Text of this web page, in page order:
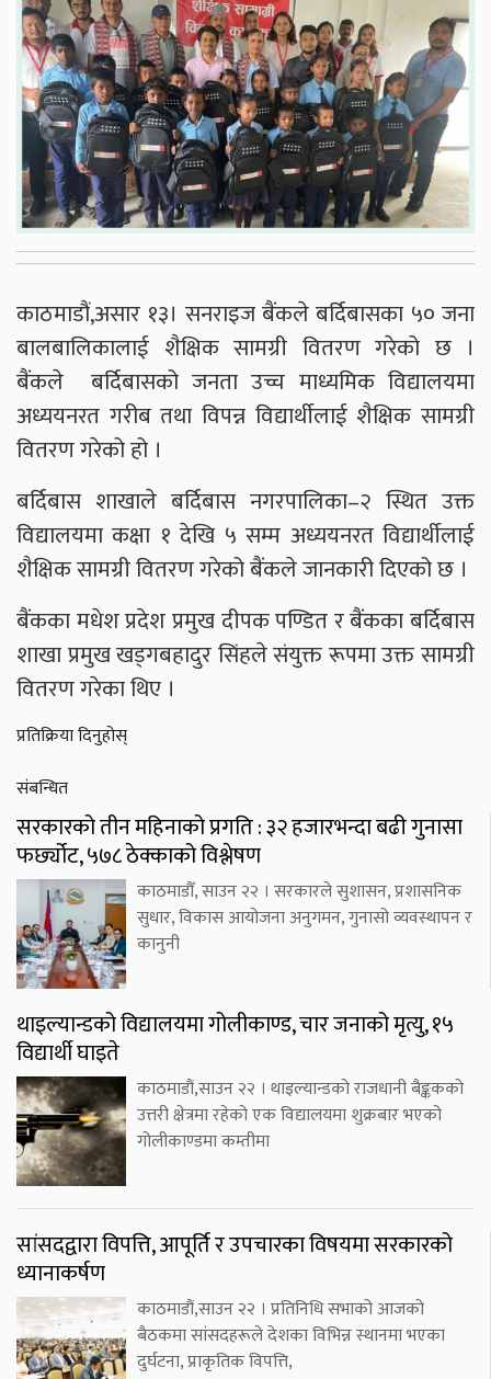
काठमाडौं,असार १३। सनराइज बैंकले बर्दिबासका ५० जना
बालबालिकालाई शैक्षिक सामग्री वितरण गरेको छ ।
बैंकले बर्दिबासको जनता उच्च माध्यमिक विद्यालयमा
अध्ययनरत गरीब तथा विपन्न विद्यार्थीलाई शैक्षिक सामग्री
वितरण गरेको हो ।
बर्दिबास शाखाले बर्दिबास नगरपालिका–२ स्थित उक्त
विद्यालयमा कक्षा १ देखि ५ सम्म अध्ययनरत विद्यार्थीलाई
शैक्षिक सामग्री वितरण गरेको बैंकले जानकारी दिएको छ ।
बैंकका मधेश प्रदेश प्रमुख दीपक पण्डित र बैंकका बर्दिबास
शाखा प्रमुख खड्गबहादुर सिंहले संयुक्त रूपमा उक्त सामग्री
वितरण गरेका थिए ।
प्रतिक्रिया दिनुहोस्
संबन्धित
सरकारको तीन महिनाको प्रगति : ३२ हजारभन्दा बढी गुनासा
फर्छ्योट, ५७८ ठेक्काको विश्लेषण
काठमाडौँ, साउन २२ । सरकारले सुशासन, प्रशासनिक
सुधार, विकास आयोजना अनुगमन, गुनासो व्यवस्थापन र
कानुनी
थाइल्यान्डको विद्यालयमा गोलीकाण्ड, चार जनाको मृत्यु, १५
विद्यार्थी घाइते
काठमाडौं,साउन २२ । थाइल्यान्डको राजधानी बैङ्ककको
उत्तरी क्षेत्रमा रहेको एक विद्यालयमा शुक्रबार भएको
गोलीकाण्डमा कम्तीमा
सांसदद्वारा विपत्ति, आपूर्ति र उपचारका विषयमा सरकारको
ध्यानाकर्षण
काठमाडौं,साउन २२ । प्रतिनिधि सभाको आजको
बैठकमा सांसदहरूले देशका विभिन्न स्थानमा भएका
दुर्घटना, प्राकृतिक विपत्ति,